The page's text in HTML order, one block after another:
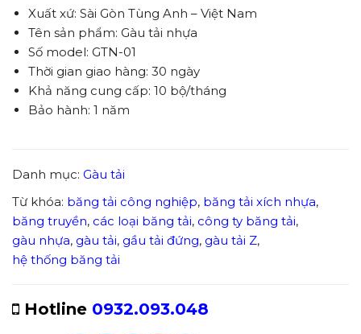
Xuất xứ: Sài Gòn Tùng Anh – Việt Nam
Tên sản phẩm: Gàu tải nhựa
Số model: GTN-01
Thời gian giao hàng: 30 ngày
Khả năng cung cấp: 10 bộ/tháng
Bảo hành: 1 năm
Danh mục: Gàu tải
Từ khóa: băng tải công nghiệp, băng tải xích nhựa,
băng truyền, các loại băng tải, công ty băng tải,
gàu nhựa, gàu tải, gầu tải đứng, gàu tải Z,
hệ thống băng tải
Hotline 0932.093.048